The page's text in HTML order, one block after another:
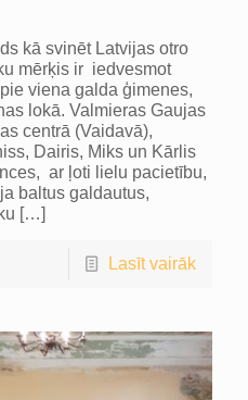
kā svinēt Latvijas otro
mērķis ir iedvesmot
viena galda ģimenes,
lokā. Valmieras Gaujas
centrā (Vaidavā),
Dairis, Miks un Kārlis
ar ļoti lielu pacietību,
baltus galdautus,
[…]
Lasīt vairāk